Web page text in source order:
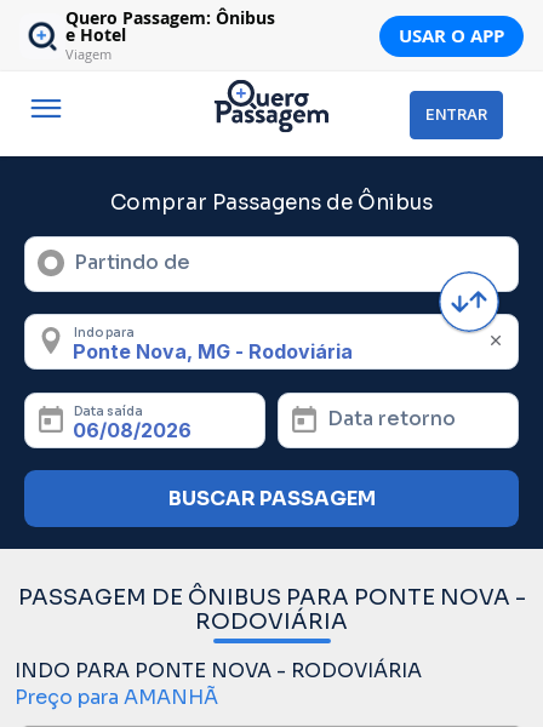
Quero Passagem: Ônibus
e Hotel
Viagem
USAR O APP
ENTRAR
Comprar Passagens de Ônibus
Partindo de
Indo para
Data saída Data retorno
BUSCAR PASSAGEM
PASSAGEM DE ÔNIBUS PARA PONTE NOVA -
RODOVIÁRIA
INDO PARA PONTE NOVA - RODOVIÁRIA
Preço para AMANHÃ